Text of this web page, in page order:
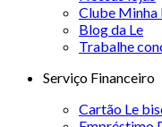
Clube Minha
Blog da Le
Trabalhe
Serviço Financeiro
Cartão Le